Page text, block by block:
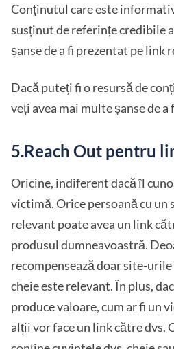
Conținutul care este
susținut de referințe credibile
șanse de a fi prezentat pe link
Dacă puteți fi o resursă de
veți avea mai multe șanse de a
5.Reach Out pentru
Oricine, indiferent dacă îl
victimă. Orice persoană cu un
relevant poate avea un link
produsul dumneavoastră.
recompensează doar site-
cheie este relevant. În plus,
produce valoare, cum ar fi un
alții vor face un link către dvs.